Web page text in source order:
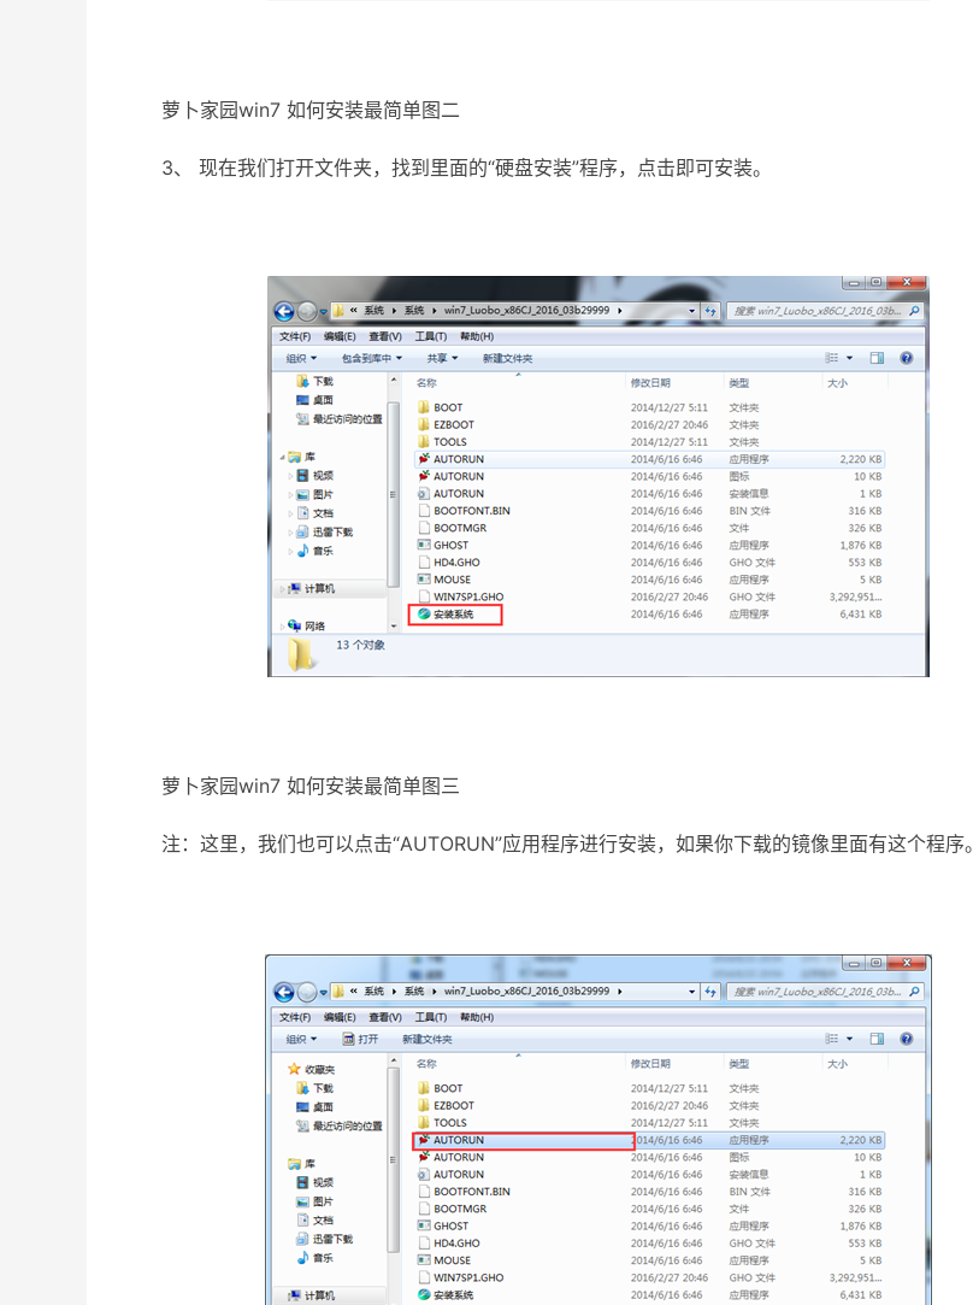
萝卜家园win7 如何安装最简单图二
3、 现在我们打开文件夹，找到里面的“硬盘安装”程序，点击即可安装。
萝卜家园win7 如何安装最简单图三
注：这里，我们也可以点击“AUTORUN”应用程序进行安装，如果你下载的镜像里面有这个程序。